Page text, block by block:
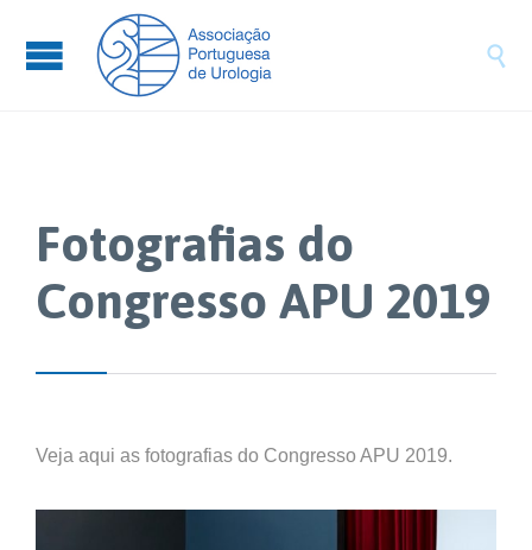

Fotografias do
Congresso APU 2019
Veja aqui as fotografias do Congresso APU 2019.